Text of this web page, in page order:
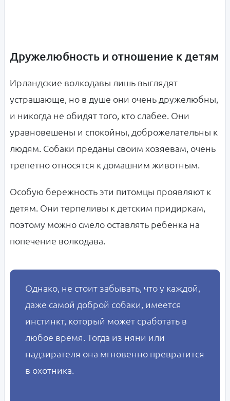
Дружелюбность и отношение к детям
Ирландские волкодавы лишь выглядят
устрашающе, но в душе они очень дружелюбны,
и никогда не обидят того, кто слабее. Они
уравновешены и спокойны, доброжелательны к
людям. Собаки преданы своим хозяевам, очень
трепетно относятся к домашним животным.
Особую бережность эти питомцы проявляют к
детям. Они терпеливы к детским придиркам,
поэтому можно смело оставлять ребенка на
попечение волкодава.
Однако, не стоит забывать, что у каждой,
даже самой доброй собаки, имеется
инстинкт, который может сработать в
любое время. Тогда из няни или
надзирателя она мгновенно превратится
в охотника.